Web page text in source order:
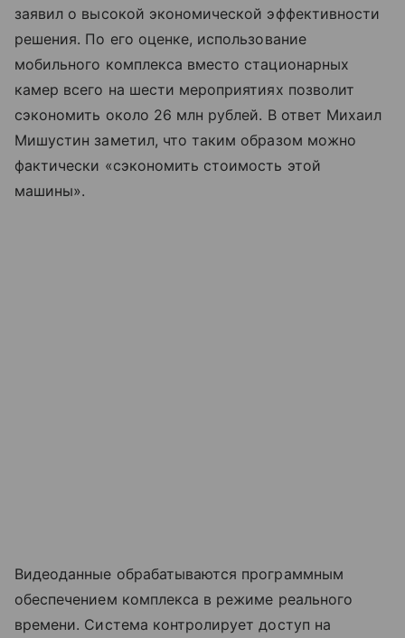
заявил о высокой экономической эффективности
решения. По его оценке, использование
мобильного комплекса вместо стационарных
камер всего на шести мероприятиях позволит
сэкономить около 26 млн рублей. В ответ Михаил
Мишустин заметил, что таким образом можно
фактически «сэкономить стоимость этой
машины».
Видеоданные обрабатываются программным
обеспечением комплекса в режиме реального
времени. Система контролирует доступ на